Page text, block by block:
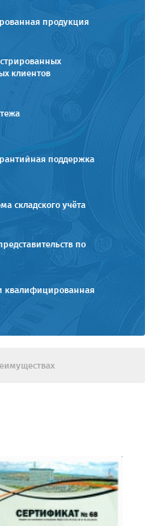
продукция
клиентов
поддержка
складского учёта
по
квалифицированная